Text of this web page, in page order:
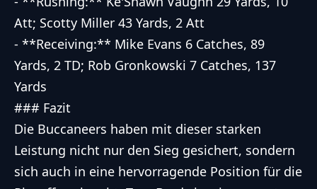
Att; Scotty Miller 43 Yards, 2 Att
- **Receiving:** Mike Evans 6 Catches, 89
Yards, 2 TD; Rob Gronkowski 7 Catches, 137
Yards
### Fazit
Die Buccaneers haben mit dieser starken
Leistung nicht nur den Sieg gesichert, sondern
sich auch in eine hervorragende Position für die